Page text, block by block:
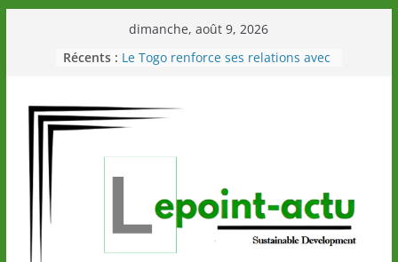
dimanche, août 9, 2026
Récents : Le Togo renforce ses relations avec
Éléphants en Côte d’Ivoire
LOTO DETENTE”, un nouveau tirage
marque de confiance au Togo sur
la scène internationale au-delà des
performances de ses athlètes
Togo: Que retenir de la politique
éducation et de l’ambition de